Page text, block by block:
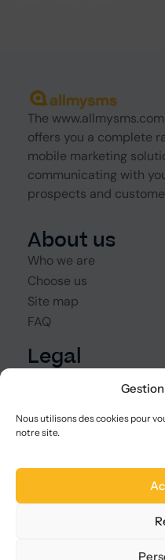
Nous utilisons des cookies pour
notre site.
The
offers you a complete
mobile marketing
communicating with
prospects and
About us
Who we are
Choose us
Site map
FAQ
Legal
Privacy
GDPR
Languages